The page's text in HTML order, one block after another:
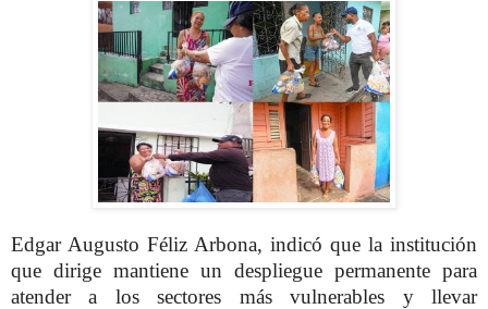
Edgar Augusto Féliz Arbona, indicó que la institución
que dirige mantiene un despliegue permanente para
atender a los sectores más vulnerables y llevar